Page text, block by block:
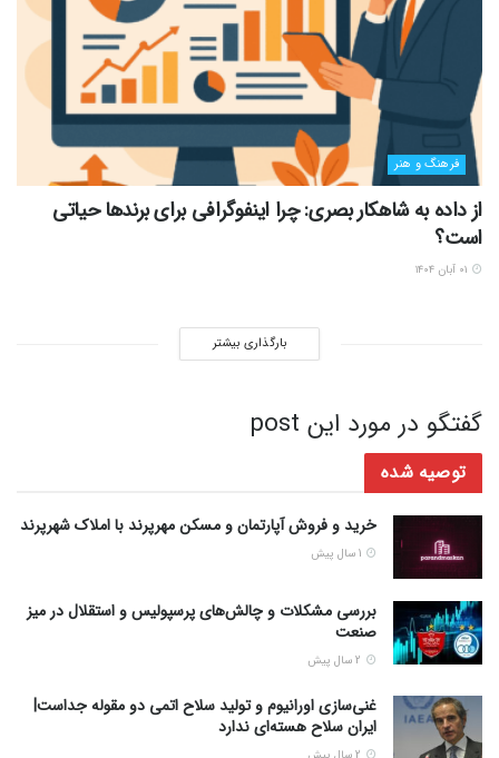
فرهنگ و هنر
از داده به شاهکار بصری: چرا اینفوگرافی برای برندها حیاتی
است؟
بارگذاری بیشتر
گفتگو در مورد این post
توصیه شده
خرید و فروش آپارتمان و مسکن مهرپرند با املاک شهرپرند
بررسی مشکلات و چالش‌های پرسپولیس و استقلال در میز
صنعت
غنی‌سازی اورانیوم و تولید سلاح‌ اتمی دو مقوله جداست|
ایران سلاح هسته‌ای ندارد